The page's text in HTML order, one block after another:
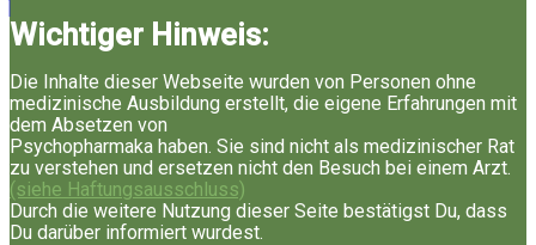
Wichtiger Hinweis:
Die Inhalte dieser Webseite wurden von Personen ohne
medizinische Ausbildung erstellt, die eigene Erfahrungen mit
dem Absetzen von
Psychopharmaka haben. Sie sind nicht als medizinischer Rat
zu verstehen und ersetzen nicht den Besuch bei einem Arzt.
(siehe Haftungsausschluss)
Durch die weitere Nutzung dieser Seite bestätigst Du, dass
Du darüber informiert wurdest.